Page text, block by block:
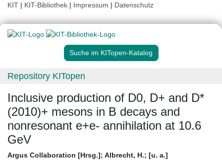
KIT | KIT-Bibliothek | Impressum | Datenschutz
Suche im KITopen-Katalog
Repository KITopen
Inclusive production of D0, D+ and D*
(2010)+ mesons in B decays and
nonresonant e+e- annihilation at 10.6
GeV
Argus Collaboration [Hrsg.]; Albrecht, H.; [u. a.]